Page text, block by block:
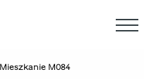
Mieszkanie M084